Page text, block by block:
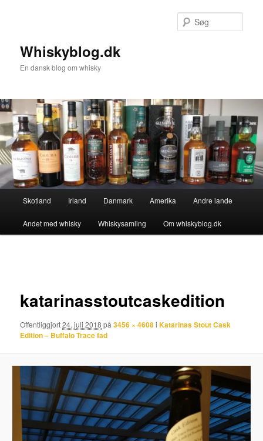
Whiskyblog.dk
En dansk blog om whisky
Skotland Irland Danmark Amerika Andre lande
Andet med whisky Whiskysamling Om whiskyblog.dk
katarinasstoutcaskedition
Offentliggjort24. juli 2018 på3456 × 4608iKatarinas Stout Cask
Edition – Buffalo Trace fad